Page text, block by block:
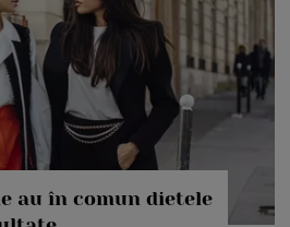
au în comun dietele